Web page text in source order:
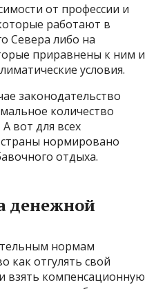
от профессии и
работают в
Севера либо на
приравнены к ним и
условия.
законодательство
количество
вот для всех
нормировано
отдыха.
денежной
нормам
как отгулять свой
взять компенсационную